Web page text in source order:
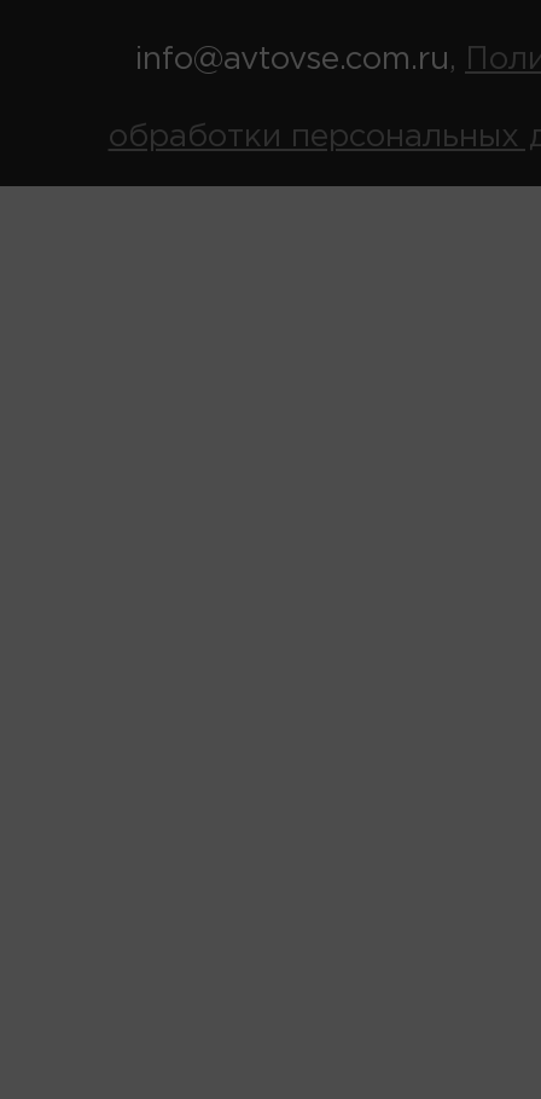
info@avtovse.com.ru,
обработки персональных